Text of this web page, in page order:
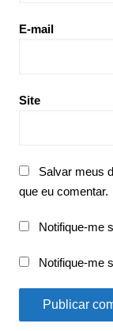
E-mail
Site
Salvar meus
que eu comentar.
Notifique-me
Notifique-me